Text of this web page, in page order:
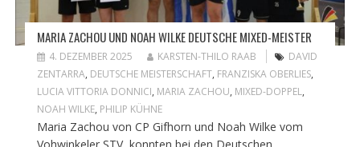
MARIA ZACHOU UND NOAH WILKE DEUTSCHE MIXED-MEISTER
4. DEZEMBER 2025 KARSTEN-THILO RAAB
DAVID
ZENTARRA, DEUTSCHE MEISTERSCHAFT, FRANZISKA OBERLIES,
LUCIA VITTORIA DONNICI, MARIA ZACHOU, MIXED-DOPPEL,
NOAH WILKE, PHILIP KÜHNE
Maria Zachou von CP Gifhorn und Noah Wilke vom